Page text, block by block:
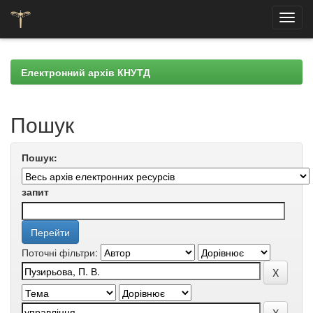
navigationЕлектронний архів КНУТД
Пошук
Пошук:
запит
Поточні фільтри: